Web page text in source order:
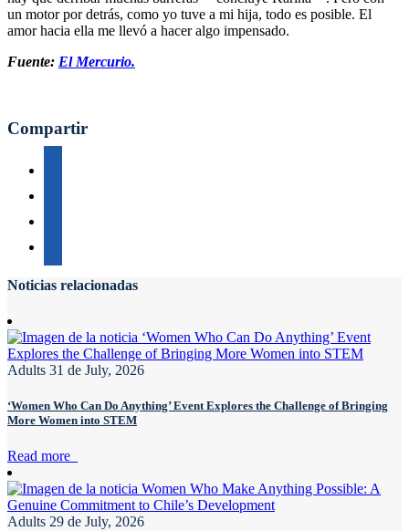
un motor por detrás, como yo tuve a mi hija, todo es posible. El
amor hacia ella me llevó a hacer algo impensado.
Fuente: El Mercurio.
Compartir
Noticias relacionadas
Adults 31 de July, 2026
‘Women Who Can Do Anything’ Event Explores the Challenge of Bringing
More Women into STEM
Read more
Adults 29 de July, 2026